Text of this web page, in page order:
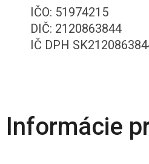
IČO: 51974215
DIČ: 2120863844
IČ DPH
Informácie